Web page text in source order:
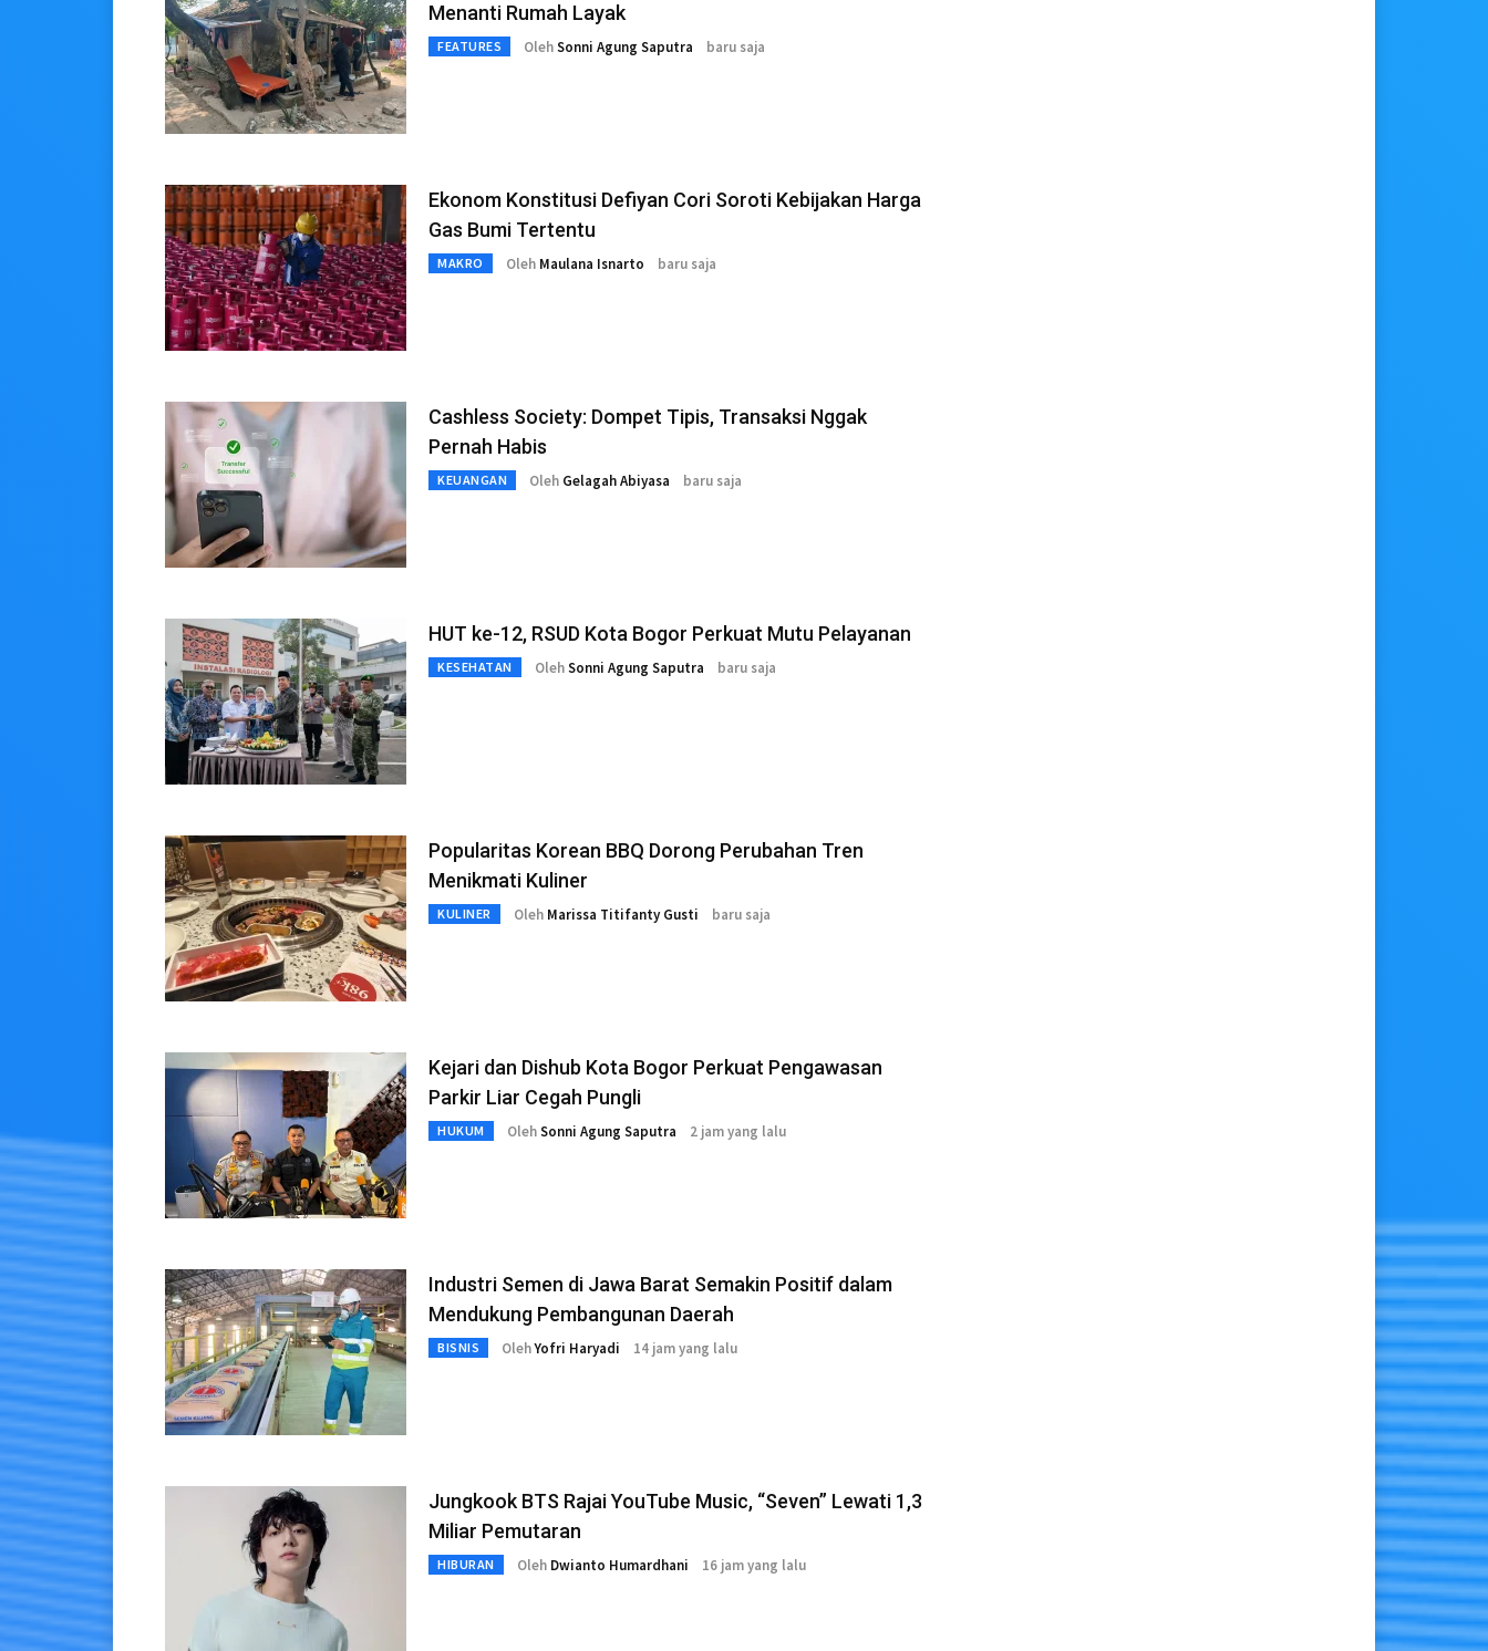
Menanti Rumah Layak
FEATURES OlehSonni Agung Saputra baru saja
Ekonom Konstitusi Defiyan Cori Soroti Kebijakan Harga
Gas Bumi Tertentu
MAKRO Oleh Maulana Isnarto baru saja
Cashless Society: Dompet Tipis, Transaksi Nggak
Pernah Habis
KEUANGAN Oleh Gelagah Abiyasa baru saja
HUT ke-12, RSUD Kota Bogor Perkuat Mutu Pelayanan
KESEHATAN OlehSonni Agung Saputra baru saja
Popularitas Korean BBQ Dorong Perubahan Tren
Menikmati Kuliner
KULINER Oleh Marissa Titifanty Gusti baru saja
Kejari dan Dishub Kota Bogor Perkuat Pengawasan
Parkir Liar Cegah Pungli
HUKUM OlehSonni Agung Saputra 2 jam yang lalu
Industri Semen di Jawa Barat Semakin Positif dalam
Mendukung Pembangunan Daerah
BISNIS OlehYofri Haryadi 14 jam yang lalu
Jungkook BTS Rajai YouTube Music, “Seven” Lewati 1,3
Miliar Pemutaran
HIBURAN Oleh Dwianto Humardhani 16 jam yang lalu